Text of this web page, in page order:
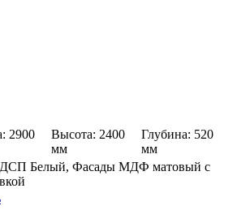
2900
Высота: 2400
мм
Глубина: 520
мм
ДСП Белый, Фасады МДФ матовый с